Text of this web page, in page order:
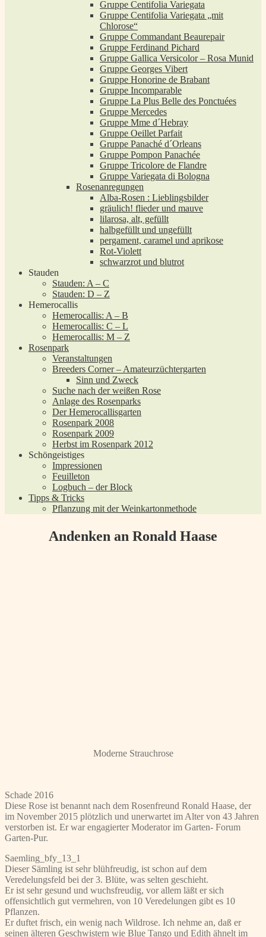
Gruppe Centifolia Variegata
Gruppe Centifolia Variegata „mit
Chlorose“
Gruppe Commandant Beaurepair
Gruppe Ferdinand Pichard
Gruppe Gallica Versicolor – Rosa Munid
Gruppe Georges Vibert
Gruppe Honorine de Brabant
Gruppe Incomparable
Gruppe La Plus Belle des Ponctuées
Gruppe Mercedes
Gruppe Mme d´Hebray
Gruppe Oeillet Parfait
Gruppe Panaché d´Orleans
Gruppe Pompon Panachée
Gruppe Tricolore de Flandre
Gruppe Variegata di Bologna
Rosenanregungen
Alba-Rosen : Lieblingsbilder
gräulich! flieder und mauve
lilarosa, alt, gefüllt
halbgefüllt und ungefüllt
pergament, caramel und aprikose
Rot-Violett
schwarzrot und blutrot
Stauden
Stauden: A – C
Stauden: D – Z
Hemerocallis
Hemerocallis: A – B
Hemerocallis: C – L
Hemerocallis: M – Z
Rosenpark
Veranstaltungen
Breeders Corner – Amateurzüchtergarten
Sinn und Zweck
Suche nach der weißen Rose
Anlage des Rosenparks
Der Hemerocallisgarten
Rosenpark 2008
Rosenpark 2009
Herbst im Rosenpark 2012
Schöngeistiges
Impressionen
Feuilleton
Logbuch – der Block
Tipps & Tricks
Pflanzung mit der Weinkartonmethode
Andenken an Ronald Haase
Moderne Strauchrose
Schade 2016
Diese Rose ist benannt nach dem Rosenfreund Ronald Haase, der
im November 2015 plötzlich und unerwartet im Alter von 43 Jahren
verstorben ist. Er war engagierter Moderator im Garten- Forum
Garten-Pur.
Saemling_bfy_13_1
Dieser Sämling ist sehr blühfreudig, ist schon auf dem
Veredelungsfeld bei der 3. Blüte, was selten geschieht.
Er ist sehr gesund und wuchsfreudig, vor allem läßt er sich
offensichtlich gut vermehren, von 10 Veredelungen gibt es 10
Pflanzen.
Er duftet frisch, ein wenig nach Wildrose. Ich nehme an, daß er
seinen älteren Geschwistern wie Blue Tango und Edith ähnelt im